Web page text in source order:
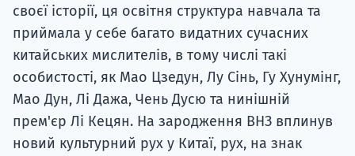
своєї історії, ця освітня структура навчала та
приймала у себе багато видатних сучасних
китайських мислителів, в тому числі такі
особистості, як Мао Цзедун, Лу Сінь, Гу Хунумінг,
Мао Дун, Лі Дажа, Чень Дусю та нинішній
прем'єр Лі Кецян. На зародження ВНЗ вплинув
новий культурний рух у Китаї, рух, на знак